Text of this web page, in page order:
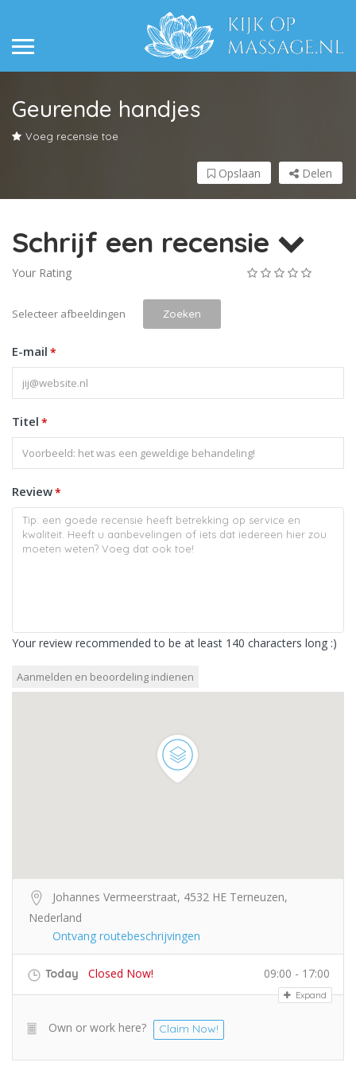
Geurende handjes
Voeg recensie toe
Delen
Opslaan
Schrijf een recensie
Your Rating
Selecteer afbeeldingen Zoeken
E-mail *
Titel *
Review*
Your review recommended to be at least 140 characters long :)
Johannes Vermeerstraat, 4532 HE Terneuzen,
Nederland
Ontvang routebeschrijvingen
Today Closed Now! 09:00 - 17:00
Expand
Own or work here? Claim Now!